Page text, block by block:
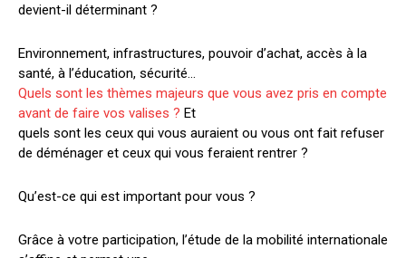
devient-il déterminant ?
Environnement, infrastructures, pouvoir d’achat, accès à la
santé, à l’éducation, sécurité…
Quels sont les thèmes majeurs que vous avez pris en compte
avant de faire vos valises ? Et
quels sont les ceux qui vous auraient ou vous ont fait refuser
de déménager et ceux qui vous feraient rentrer ?
Qu’est-ce qui est important pour vous ?
Grâce à votre participation, l’étude de la mobilité internationale